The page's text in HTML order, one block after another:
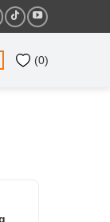
(0)